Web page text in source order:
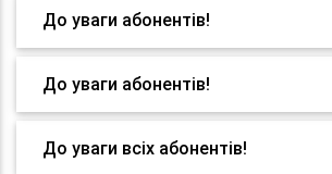
До уваги абонентів!
До уваги абонентів!
До уваги всіх абонентів!